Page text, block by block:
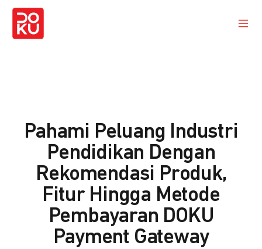
Pahami Peluang Industri
Pendidikan Dengan
Rekomendasi Produk,
Fitur Hingga Metode
Pembayaran DOKU
Payment Gateway